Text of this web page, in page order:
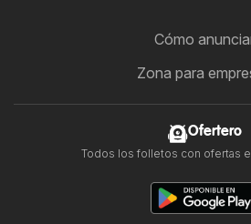
Cómo
Zona para
Ofertero
Todos los folletos con ofertas